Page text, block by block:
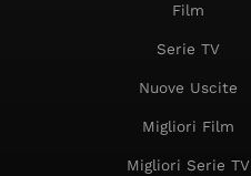
Film
Serie TV
Nuove Uscite
Migliori Film
Migliori Serie TV